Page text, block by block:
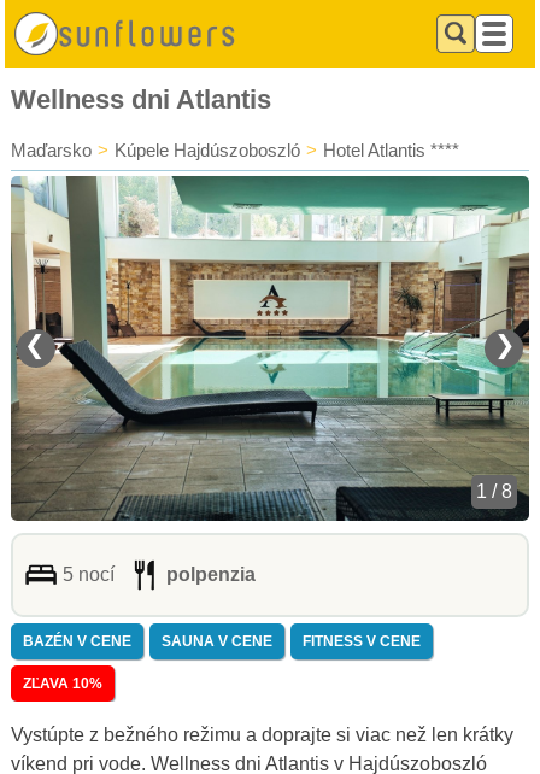
Wellness dni Atlantis
Maďarsko > Kúpele Hajdúszoboszló > Hotel Atlantis ****
❮ ❯
1 / 8
5 nocí polpenzia
BAZÉN V CENE SAUNA V CENE FITNESS V CENE
ZĽAVA 10%
Vystúpte z bežného režimu a doprajte si viac než len krátky
víkend pri vode. Wellness dni Atlantis v Hajdúszoboszló